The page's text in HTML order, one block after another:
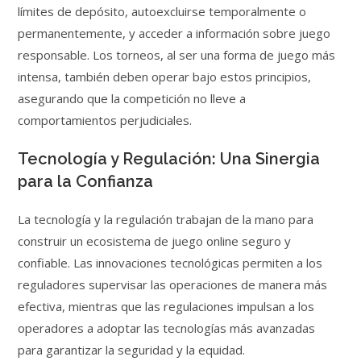
límites de depósito, autoexcluirse temporalmente o
permanentemente, y acceder a información sobre juego
responsable. Los torneos, al ser una forma de juego más
intensa, también deben operar bajo estos principios,
asegurando que la competición no lleve a
comportamientos perjudiciales.
Tecnología y Regulación: Una Sinergia
para la Confianza
La tecnología y la regulación trabajan de la mano para
construir un ecosistema de juego online seguro y
confiable. Las innovaciones tecnológicas permiten a los
reguladores supervisar las operaciones de manera más
efectiva, mientras que las regulaciones impulsan a los
operadores a adoptar las tecnologías más avanzadas
para garantizar la seguridad y la equidad.